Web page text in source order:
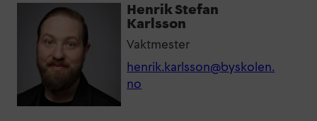
Henrik Stefan
Karlsson
Vaktmester
henrik.karlsson@byskolen.
no